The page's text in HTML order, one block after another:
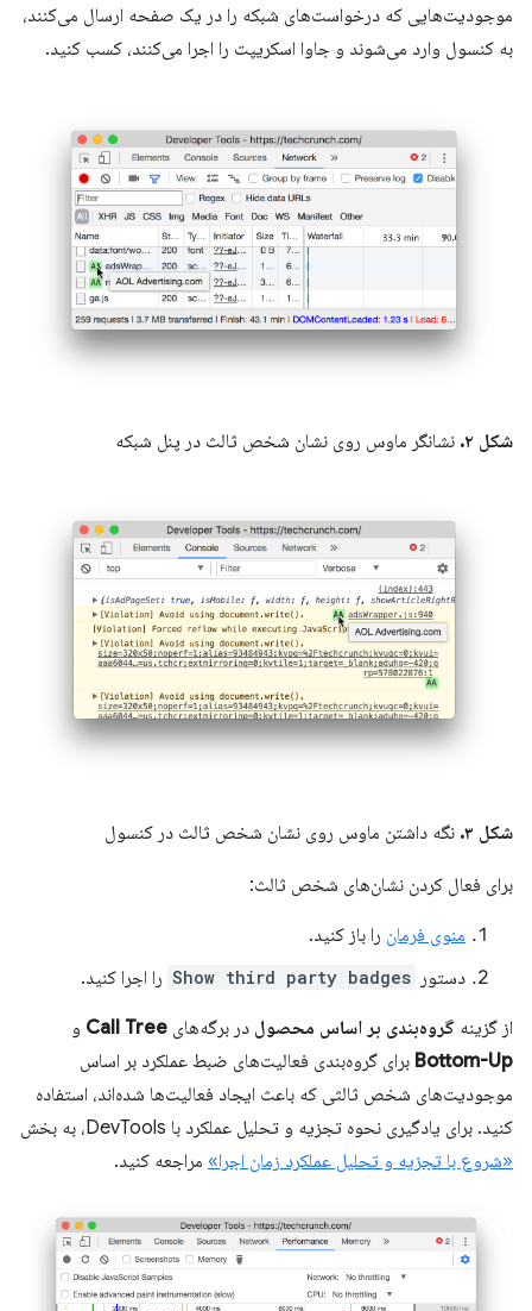
موجودیت‌هایی که درخواست‌های شبکه را در یک صفحه ارسال می‌کنند،
به کنسول وارد می‌شوند و جاوا اسکریپت را اجرا می‌کنند، کسب کنید.
شکل ۲. نشانگر ماوس روی نشان شخص ثالث در پنل شبکه
شکل ۳. نگه داشتن ماوس روی نشان شخص ثالث در کنسول
برای فعال کردن نشان‌های شخص ثالث:
منوی فرمان را باز کنید.
دستور Show third party badges را اجرا کنید.
از گزینه گروه‌بندی بر اساس محصول در برگه‌های Call Tree و
Bottom-Up برای گروه‌بندی فعالیت‌های ضبط عملکرد بر اساس
موجودیت‌های شخص ثالثی که باعث ایجاد فعالیت‌ها شده‌اند، استفاده
کنید. برای یادگیری نحوه تجزیه و تحلیل عملکرد با DevTools، به بخش
«شروع با تجزیه و تحلیل عملکرد زمان اجرا» مراجعه کنید.